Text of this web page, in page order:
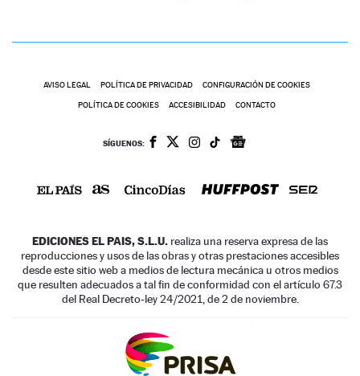
AVISO LEGAL POLÍTICA DE PRIVACIDAD CONFIGURACIÓN DE COOKIES
POLÍTICA DE COOKIES ACCESIBILIDAD CONTACTO
SÍGUENOS:
EDICIONES EL PAIS, S.L.U. realiza una reserva expresa de las
reproducciones y usos de las obras y otras prestaciones accesibles
desde este sitio web a medios de lectura mecánica u otros medios
que resulten adecuados a tal fin de conformidad con el artículo 67.3
del Real Decreto-ley 24/2021, de 2 de noviembre.